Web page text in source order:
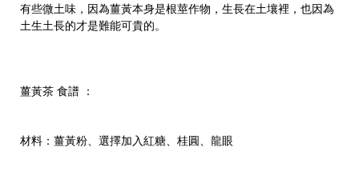
有些微土味，因為薑黃本身是根莖作物，生長在土壤裡，也因為
土生土長的才是難能可貴的。
薑黃茶 食譜 ：
材料：薑黃粉、選擇加入紅糖、桂圓、龍眼